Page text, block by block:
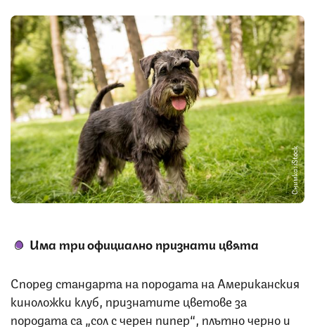
Снимка: iStock
Има три официално признати цвята
Според стандарта на породата на Американския
киноложки клуб, признатите цветове за
породата са „сол с черен пипер“, плътно черно и